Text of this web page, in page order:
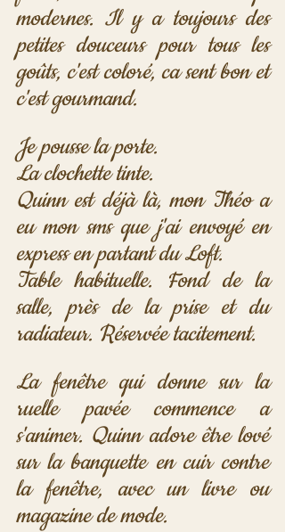
modernes. Il y a toujours des
petites douceurs pour tous les
goûts, c'est coloré, ca sent bon et
c'est gourmand.
Je pousse la porte.
La clochette tinte.
Quinn est déjà là, mon Théo a
eu mon sms que j'ai envoyé en
express en partant du Loft.
Table habituelle. Fond de la
salle, près de la prise et du
radiateur. Réservée tacitement.
La fenêtre qui donne sur la
ruelle pavée commence a
s'animer. Quinn adore être lové
sur la banquette en cuir contre
la fenêtre, avec un livre ou
magazine de mode.